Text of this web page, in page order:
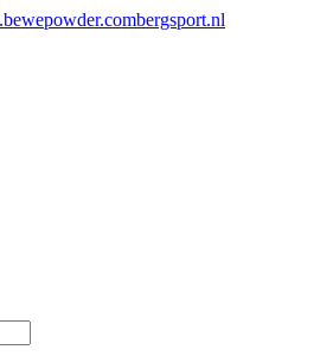
wepowder.combergsport.nl